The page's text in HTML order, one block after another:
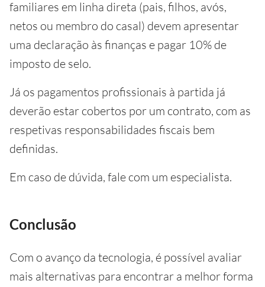
familiares em linha direta (pais, filhos, avós,
netos ou membro do casal) devem apresentar
uma declaração às finanças e pagar 10% de
imposto de selo.
Já os pagamentos profissionais à partida já
deverão estar cobertos por um contrato, com as
respetivas responsabilidades fiscais bem
definidas.
Em caso de dúvida, fale com um especialista.
Conclusão
Com o avanço da tecnologia, é possível avaliar
mais alternativas para encontrar a melhor forma